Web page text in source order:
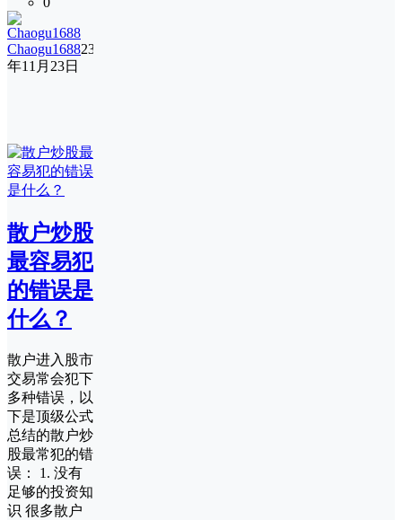
Chaogu168823
年11月23日
散户炒股
最容易犯
的错误是
什么？
散户进入股市
交易常会犯下
多种错误，以
下是顶级公式
总结的散户炒
股最常犯的错
误： 1. 没有
足够的投资知
识 很多散户